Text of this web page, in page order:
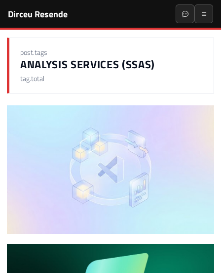
Dirceu Resende
post.tags
ANALYSIS SERVICES (SSAS)
tag.total
Posso utilizar o Visual Studio Community
na minha empresa para desenvolver